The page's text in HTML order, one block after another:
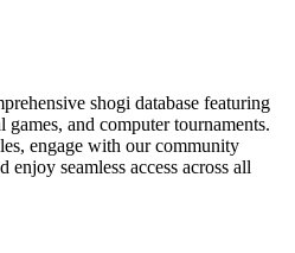
shogi database featuring
and computer tournaments.
engage with our community
enjoy seamless access across all